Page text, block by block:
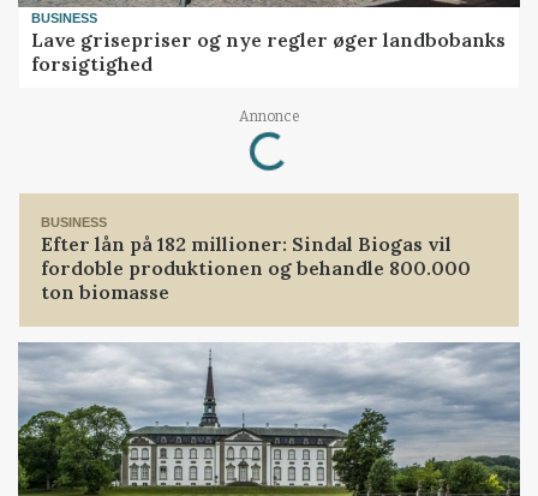
BUSINESS
Lave grisepriser og nye regler øger landbobanks
forsigtighed
Annonce
Loading...
BUSINESS
Efter lån på 182 millioner: Sindal Biogas vil
fordoble produktionen og behandle 800.000
ton biomasse